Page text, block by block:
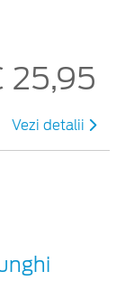
25,95
Vezi detalii